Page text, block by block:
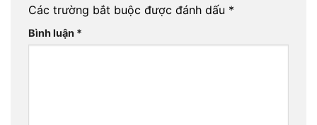
Các trường bắt buộc được đánh dấu *
Bình luận *